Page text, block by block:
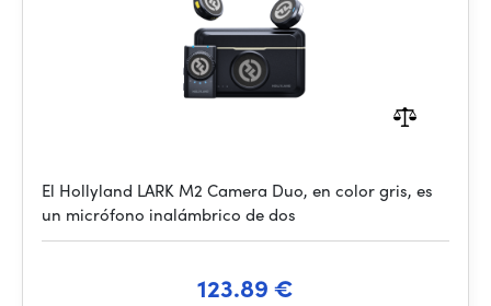
El Hollyland LARK M2 Camera Duo, en color gris, es
un micrófono inalámbrico de dos
123.89 €